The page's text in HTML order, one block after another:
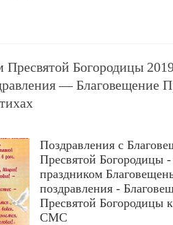
Пресвятой Богородицы
— Благовещение
Поздравления с
Пресвятой Богородицы
праздником
поздравления -
Пресвятой Богородицы
СМС